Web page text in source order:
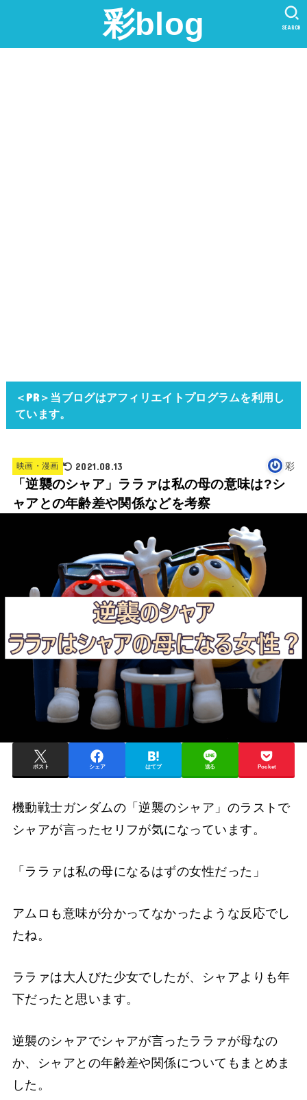
彩blog SEARCH
＜PR＞当ブログはアフィリエイトプログラムを利用し
ています。
映画・漫画 2021.08.13 彩
「逆襲のシャア」ララァは私の母の意味は?シ
ャアとの年齢差や関係などを考察
ポスト シェア はてブ 送る Pocket
機動戦士ガンダムの「逆襲のシャア」のラストで
シャアが言ったセリフが気になっています。
「ララァは私の母になるはずの女性だった」
アムロも意味が分かってなかったような反応でし
たね。
ララァは大人びた少女でしたが、シャアよりも年
下だったと思います。
逆襲のシャアでシャアが言ったララァが母なの
か、シャアとの年齢差や関係についてもまとめま
した。